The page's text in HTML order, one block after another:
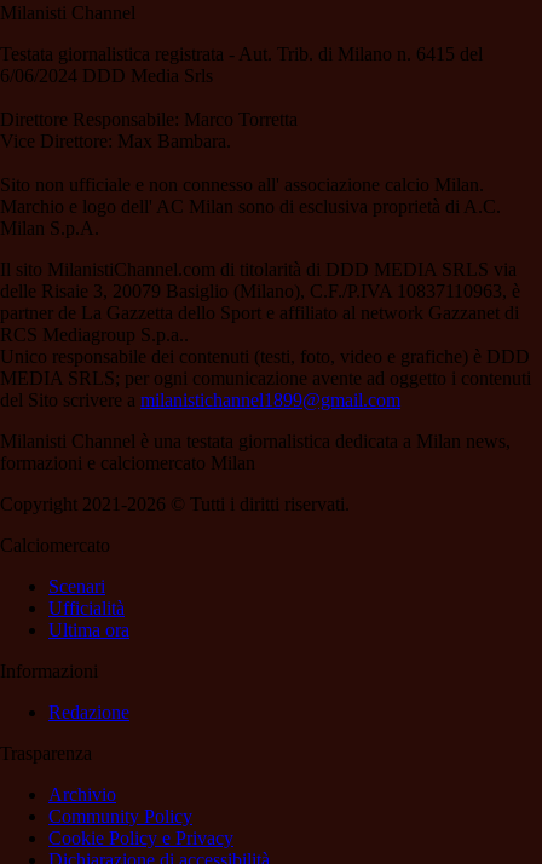
Milanisti Channel
Testata giornalistica registrata - Aut. Trib. di Milano n. 6415 del
6/06/2024 DDD Media Srls
Direttore Responsabile: Marco Torretta
Vice Direttore: Max Bambara.
Sito non ufficiale e non connesso all' associazione calcio Milan.
Marchio e logo dell' AC Milan sono di esclusiva proprietà di A.C.
Milan S.p.A.
Il sito MilanistiChannel.com di titolarità di DDD MEDIA SRLS via
delle Risaie 3, 20079 Basiglio (Milano), C.F./P.IVA 10837110963, è
partner de La Gazzetta dello Sport e affiliato al network Gazzanet di
RCS Mediagroup S.p.a..
Unico responsabile dei contenuti (testi, foto, video e grafiche) è DDD
MEDIA SRLS; per ogni comunicazione avente ad oggetto i contenuti
del Sito scrivere a milanistichannel1899@gmail.com
Milanisti Channel è una testata giornalistica dedicata a Milan news,
formazioni e calciomercato Milan
Copyright 2021-2026 © Tutti i diritti riservati.
Calciomercato
Scenari
Ufficialità
Ultima ora
Informazioni
Redazione
Trasparenza
Archivio
Community Policy
Cookie Policy e Privacy
Dichiarazione di accessibilità